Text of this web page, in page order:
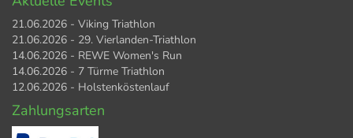
21.06.2026 - Viking Triathlon
21.06.2026 - 29. Vierlanden-Triathlon
14.06.2026 - REWE Women's Run
14.06.2026 - 7 Türme Triathlon
12.06.2026 - Holstenköstenlauf
Zahlungsarten